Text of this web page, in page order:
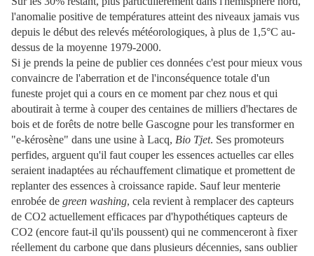
l'anomalie positive de températures atteint des niveaux jamais vus
depuis le début des relevés météorologiques, à plus de 1,5°C au-
dessus de la moyenne 1979-2000.
Si je prends la peine de publier ces données c'est pour mieux vous
convaincre de l'aberration et de l'inconséquence totale d'un
funeste projet qui a cours en ce moment par chez nous et qui
aboutirait à terme à couper des centaines de milliers d'hectares de
bois et de forêts de notre belle Gascogne pour les transformer en
"e-kérosène" dans une usine à Lacq, Bio Tjet. Ses promoteurs
perfides, arguent qu'il faut couper les essences actuelles car elles
seraient inadaptées au réchauffement climatique et promettent de
replanter des essences à croissance rapide. Sauf leur menterie
enrobée de green washing, cela revient à remplacer des capteurs
de CO2 actuellement efficaces par d'hypothétiques capteurs de
CO2 (encore faut-il qu'ils poussent) qui ne commenceront à fixer
réellement du carbone que dans plusieurs décennies, sans oublier